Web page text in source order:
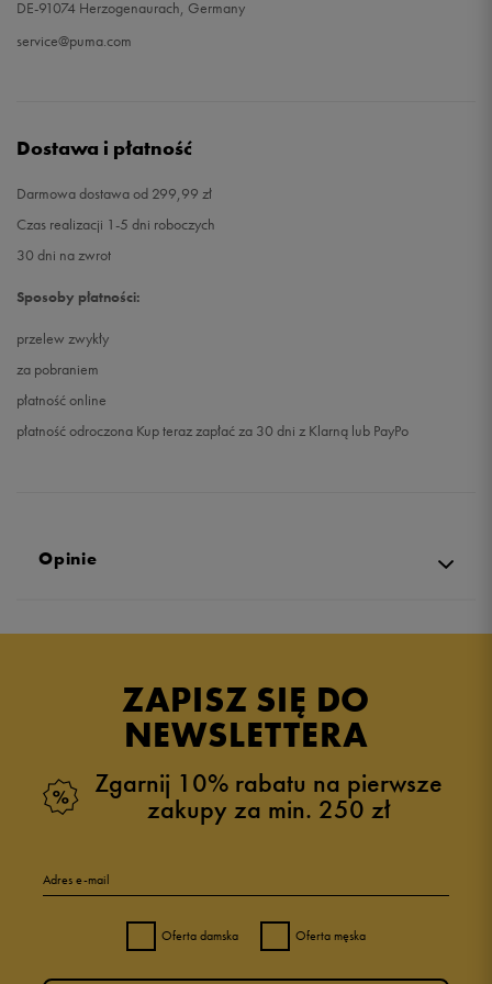
DE-91074 Herzogenaurach, Germany
service@puma.com
Dostawa i płatność
Darmowa dostawa od 299,99 zł
Czas realizacji 1-5 dni roboczych
30 dni na zwrot
Sposoby płatności:
przelew zwykły
za pobraniem
płatność online
płatność odroczona Kup teraz zapłać za 30 dni z Klarną lub PayPo
Opinie
5.0
zebranych i zweryfikowanych przez
4 2%
ZAPISZ SIĘ DO
NEWSLETTERA
Zgarnij 10% rabatu na pierwsze
zakupy za min. 250 zł
Adres e-mail
Oferta damska Oferta męska